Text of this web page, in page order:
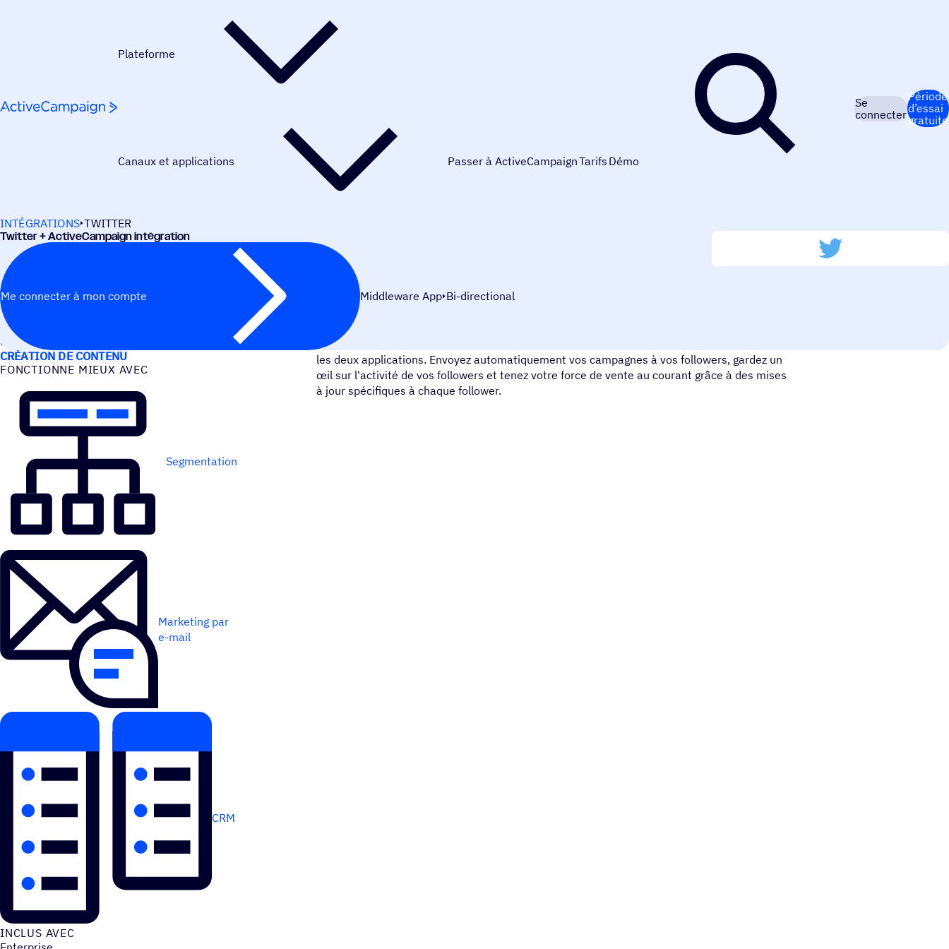
Plateforme
Canaux et applications Passer à ActiveCampaignTarifs Démo
Se
connecter
Période
d’essai
gratuite
INTÉGRATIONS TWITTER
Twitter + ActiveCampaign intégration
Me connecter à mon compte Middleware App Bi-directional
CAS D’UTILISATION
CRÉATION DE CONTENU
FONC­TIONNE MIEUX AVEC
Segmentation
Marketing par
e-mail
CRM
INCLUS AVEC
L’utilisation de Typeform avec ActiveCampaign vous permet de connecter vos contacts entre
les deux applications. Envoyez automatiquement vos campagnes à vos followers, gardez un
œil sur l'activité de vos followers et tenez votre force de vente au courant grâce à des mises
à jour spécifiques à chaque follower.